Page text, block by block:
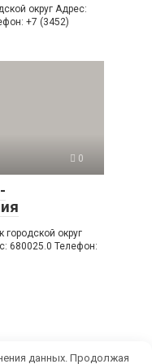
округ Адрес:
+7 (3452)
0
городской округ
680025.0 Телефон:
данных. Продолжая